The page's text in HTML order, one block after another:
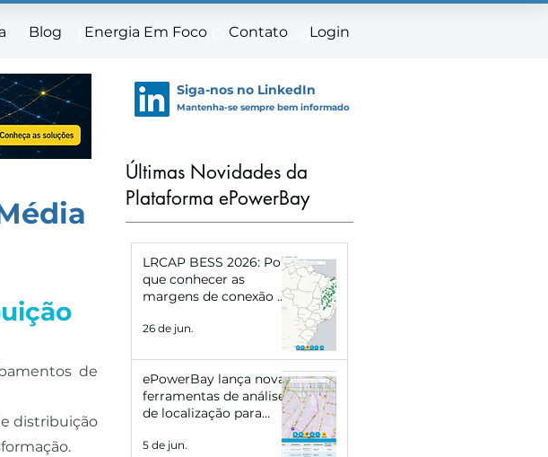
Blog Energia Em Foco Contato Login
Blog Energia Em Foco Contato Login
Siga-nos no LinkedIn
Mantenha-se sempre bem informado
de
distribuição
Últimas Novidades da
Plataforma ePowerBay
LRCAP BESS 2026: Por
que conhecer as
margens de conexão de
definir o sucesso do
26 de jun.
ePowerBay lança novas
ferramentas de análise
de localização para
Eletropostos e Geração
Distribuída
5 de jun.